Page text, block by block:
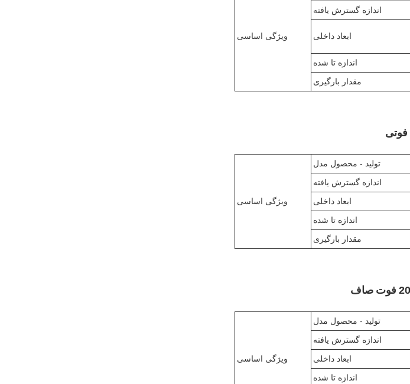
ویژگی اساسی
اندازه گسترش یافته
ابعاد داخلی
اندازه تا شده
مقدار بارگیری
ویژگی اساسی
تولید - محصول مدل
اندازه گسترش یافته
ابعاد داخلی
اندازه تا شده
مقدار بارگیری
ویژگی اساسی
تولید - محصول مدل
اندازه گسترش یافته
ابعاد داخلی
اندازه تا شده